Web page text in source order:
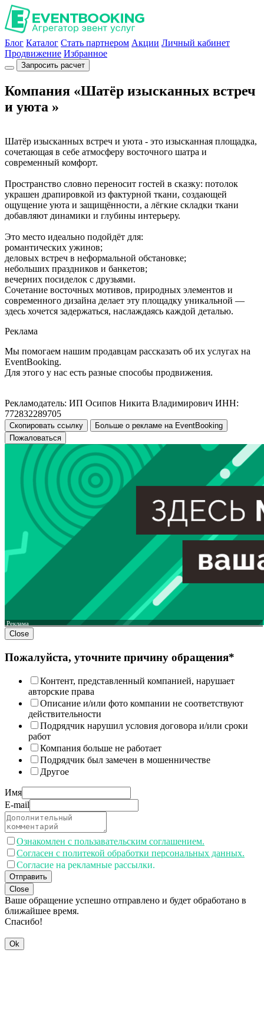
Блог Каталог Стать партнером Акции Личный кабинет
Продвижение Избранное
Запросить расчет
Компания «Шатёр изысканных встреч
и уюта »
Шатёр изысканных встреч и уюта - это изысканная площадка,
сочетающая в себе атмосферу восточного шатра и
современный комфорт.
Пространство словно переносит гостей в сказку: потолок
украшен драпировкой из фактурной ткани, создающей
ощущение уюта и защищённости, а лёгкие складки ткани
добавляют динамики и глубины интерьеру.
Это место идеально подойдёт для:
романтических ужинов;
деловых встреч в неформальной обстановке;
небольших праздников и банкетов;
вечерних посиделок с друзьями.
Сочетание восточных мотивов, природных элементов и
современного дизайна делает эту площадку уникальной —
здесь хочется задержаться, наслаждаясь каждой деталью.
Реклама
Мы помогаем нашим продавцам рассказать об их услугах на
EventBooking.
Для этого у нас есть разные способы продвижения.
Рекламодатель: ИП Осипов Никита Владимирович ИНН:
772832289705
Скопировать ссылку
Больше о рекламе на EventBooking
Пожаловаться
Реклама
Close
Пожалуйста, уточните причину обращения*
Контент, представленный компанией, нарушает
авторские права
Описание и/или фото компании не соответствуют
действительности
Подрядчик нарушил условия договора и/или сроки
работ
Компания больше не работает
Подрядчик был замечен в мошенничестве
Другое
Имя
E-mail
Ознакомлен с пользавательским соглашением.
Согласен с политекой обработки персональных данных.
Согласие на рекламные рассылки.
Отправить
Close
Ваше обращение успешно отправлено и будет обработано в
ближайшее время.
Спасибо!
Ok